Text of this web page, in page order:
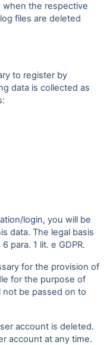
when the respective
files are deleted
to register by
data is collected as
login, you will be
data. The legal basis
para. 1 lit. e GDPR.
for the provision of
for the purpose of
not be passed on to
account is deleted.
account at any time.